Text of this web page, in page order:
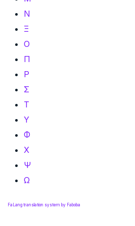
Ν
Ξ
Ο
Π
Ρ
Σ
Τ
Υ
Φ
Χ
Ψ
Ω
FaLang translation system by Faboba